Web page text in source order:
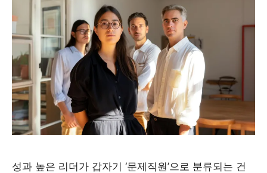
성과 높은 리더가 갑자기 ‘문제직원’으로 분류되는 건